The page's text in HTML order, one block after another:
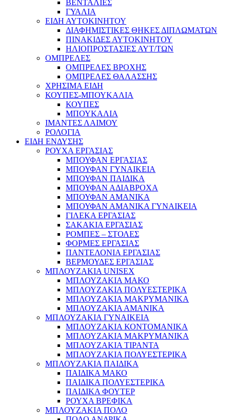
ΒΕΝΤΑΛΙΕΣ
ΓΥΑΛΙΑ
ΕΙΔΗ ΑΥΤΟΚΙΝΗΤΟΥ
ΔΙΑΦΗΜΙΣΤΙΚΕΣ ΘΗΚΕΣ ΔΙΠΛΩΜΑΤΩΝ
ΠΙΝΑΚΙΔΕΣ ΑΥΤΟΚΙΝΗΤΟΥ
ΗΛΙΟΠΡΟΣΤΑΣΙΕΣ ΑΥΤ/ΤΩΝ
ΟΜΠΡΕΛΕΣ
ΟΜΠΡΕΛΕΣ ΒΡΟΧΗΣ
ΟΜΠΡΕΛΕΣ ΘΑΛΑΣΣΗΣ
ΧΡΗΣΙΜΑ ΕΙΔΗ
ΚΟΥΠΕΣ-ΜΠΟΥΚΑΛΙΑ
ΚΟΥΠΕΣ
ΜΠΟΥΚΑΛΙΑ
ΙΜΑΝΤΕΣ ΛΑΙΜΟΥ
ΡΟΛΟΓΙΑ
ΕΙΔΗ ΕΝΔΥΣΗΣ
ΡΟΥΧΑ ΕΡΓΑΣΙΑΣ
ΜΠΟΥΦΑΝ ΕΡΓΑΣΙΑΣ
ΜΠΟΥΦΑΝ ΓΥΝΑΙΚΕΙΑ
ΜΠΟΥΦΑΝ ΠΑΙΔΙΚΑ
ΜΠΟΥΦΑΝ ΑΔΙΑΒΡΟΧΑ
ΜΠΟΥΦΑΝ ΑΜΑΝΙΚΑ
ΜΠΟΥΦΑΝ ΑΜΑΝΙΚΑ ΓΥΝΑΙΚΕΙΑ
ΓΙΛΕΚΑ ΕΡΓΑΣΙΑΣ
ΣΑΚΑΚΙΑ ΕΡΓΑΣΙΑΣ
ΡΟΜΠΕΣ – ΣΤΟΛΕΣ
ΦΟΡΜΕΣ ΕΡΓΑΣΙΑΣ
ΠΑΝΤΕΛΟΝΙΑ ΕΡΓΑΣΙΑΣ
ΒΕΡΜΟΥΔΕΣ ΕΡΓΑΣΙΑΣ
ΜΠΛΟΥΖΑΚΙΑ UNISEX
ΜΠΛΟΥΖΑΚΙΑ ΜΑΚΟ
ΜΠΛΟΥΖΑΚΙΑ ΠΟΛΥΕΣΤΕΡΙΚΑ
ΜΠΛΟΥΖΑΚΙΑ ΜΑΚΡΥΜΑΝΙΚΑ
ΜΠΛΟΥΖΑΚΙΑ ΑΜΑΝΙΚΑ
ΜΠΛΟΥΖΑΚΙΑ ΓΥΝΑΙΚΕΙΑ
ΜΠΛΟΥΖΑΚΙΑ ΚΟΝΤΟΜΑΝΙΚΑ
ΜΠΛΟΥΖΑΚΙΑ ΜΑΚΡΥΜΑΝΙΚΑ
ΜΠΛΟΥΖΑΚΙΑ ΤΙΡΑΝΤΑ
ΜΠΛΟΥΖΑΚΙΑ ΠΟΛΥΕΣΤΕΡΙΚΑ
ΜΠΛΟΥΖΑΚΙΑ ΠΑΙΔΙΚΑ
ΠΑΙΔΙΚΑ ΜΑΚΟ
ΠΑΙΔΙΚΑ ΠΟΛΥΕΣΤΕΡΙΚΑ
ΠΑΙΔΙΚΑ ΦΟΥΤΕΡ
ΡΟΥΧΑ ΒΡΕΦΙΚΑ
ΜΠΛΟΥΖΑΚΙΑ ΠΟΛΟ